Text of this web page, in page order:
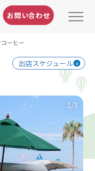
お問い合わせ
ーヒー
出店スケジュール
1 /3